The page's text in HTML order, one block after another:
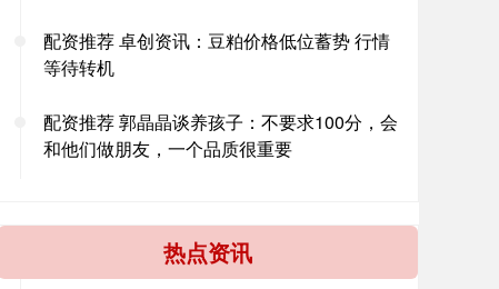
配资推荐 卓创资讯：豆粕价格低位蓄势 行情
等待转机
配资推荐 郭晶晶谈养孩子：不要求100分，会
和他们做朋友，一个品质很重要
热点资讯